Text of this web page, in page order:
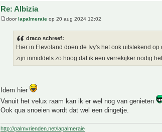
Re: Albizia
doorlapalmeraie op 20 aug 2024 12:02
draco schreef:
Hier in Flevoland doen de Ivy's het ook uitstekend
zijn inmiddels zo hoog dat ik een verrekijker nodig
Idem hier
Vanuit het velux raam kan ik er wel nog van genieten
Ook qua snoeien wordt dat wel een dingetje.
http://palmvrienden.net/lapalmeraie